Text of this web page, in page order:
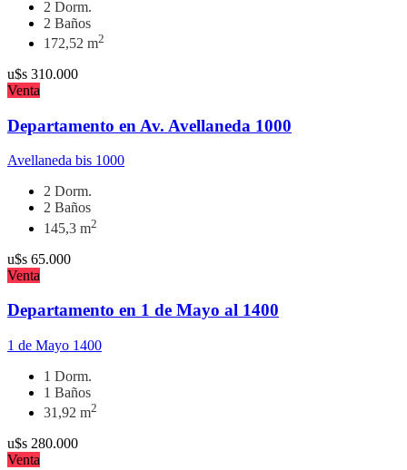
2 Dorm.
2 Baños
172,52 m2
u$s 310.000
Venta
Departamento en Av. Avellaneda 1000
Avellaneda bis 1000
2 Dorm.
2 Baños
145,3 m2
u$s 65.000
Venta
Departamento en 1 de Mayo al 1400
1 de Mayo 1400
1 Dorm.
1 Baños
31,92 m2
u$s 280.000
Venta